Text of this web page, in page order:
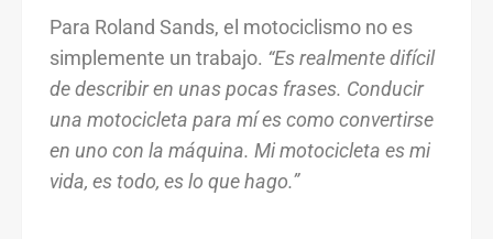
Para Roland Sands, el motociclismo no es
simplemente un trabajo. “Es realmente difícil
de describir en unas pocas frases. Conducir
una motocicleta para mí es como convertirse
en uno con la máquina. Mi motocicleta es mi
vida, es todo, es lo que hago.”